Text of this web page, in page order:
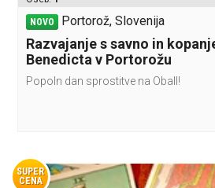
NOVO Portorož, Slovenija
Razvajanje s savno in
Benedicta v Portorožu
Popoln dan sprostitve na ObalI!
SUPER
CENA